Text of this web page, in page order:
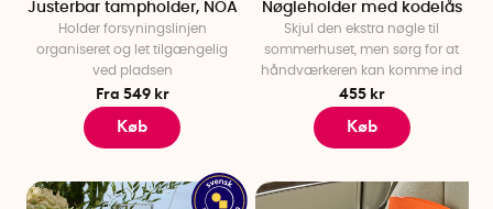
Justerbar tampholder, NOA
Holder forsyningslinjen
organiseret og let tilgængelig
ved pladsen
Fra 549 kr
Køb
Nøgleholder med kodelås
Skjul den ekstra nøgle til
sommerhuset, men sørg for at
håndværkeren kan komme ind
455 kr
Køb